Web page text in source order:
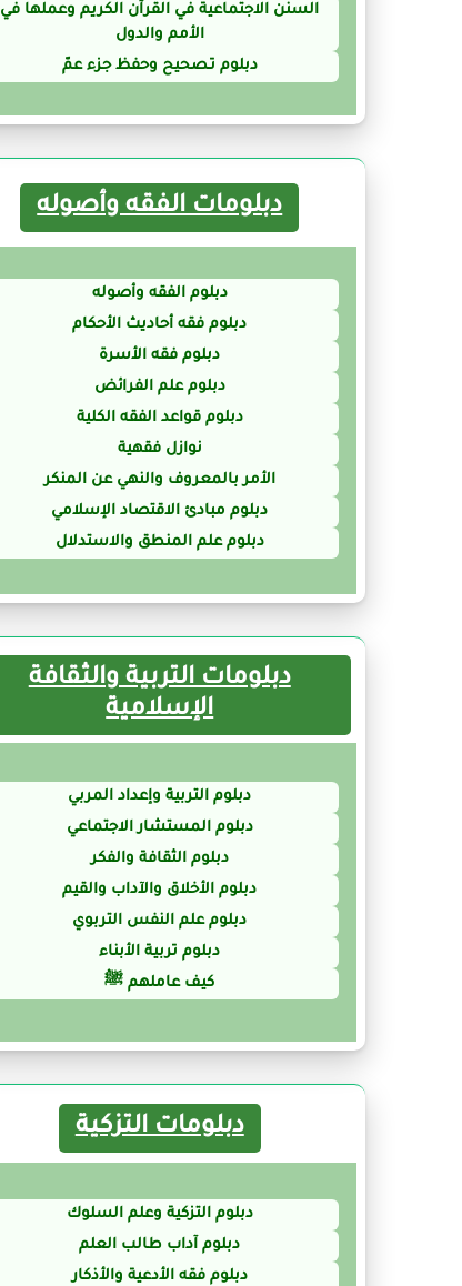
السنن الاجتماعية في القرآن الكريم وعملها في
الأمم والدول
دبلوم تـصحيح وحفظ جزء عمّ
دبلومات الفقه وأصوله
دبلوم الفقه وأصوله
دبلوم فقه أحاديث الأحكام
دبلوم فقه الأسرة
دبلوم علم الفرائض
دبلوم قواعد الفقه الكلية
نوازل فقهية
الأمر بالمعروف والنهي عن المنكر
دبلوم مبادئ الاقتصاد الإسلامي
دبلوم علم المنطق والاستدلال
دبلومات التربية والثقافة
الإسلامية
دبلوم التربية وإعداد المربي
دبلوم المستشار الاجتماعي
دبلوم الثقافة والفكر
دبلوم الأخلاق والآداب والقيم
دبلوم علم النفس التربوي
دبلوم تربية الأبناء
كيف عاملهم ﷺ
دبلومات التزكية
دبلوم التزكية وعلم السلوك
دبلوم آداب طالب العلم
دبلوم فقه الأدعية والأذكار